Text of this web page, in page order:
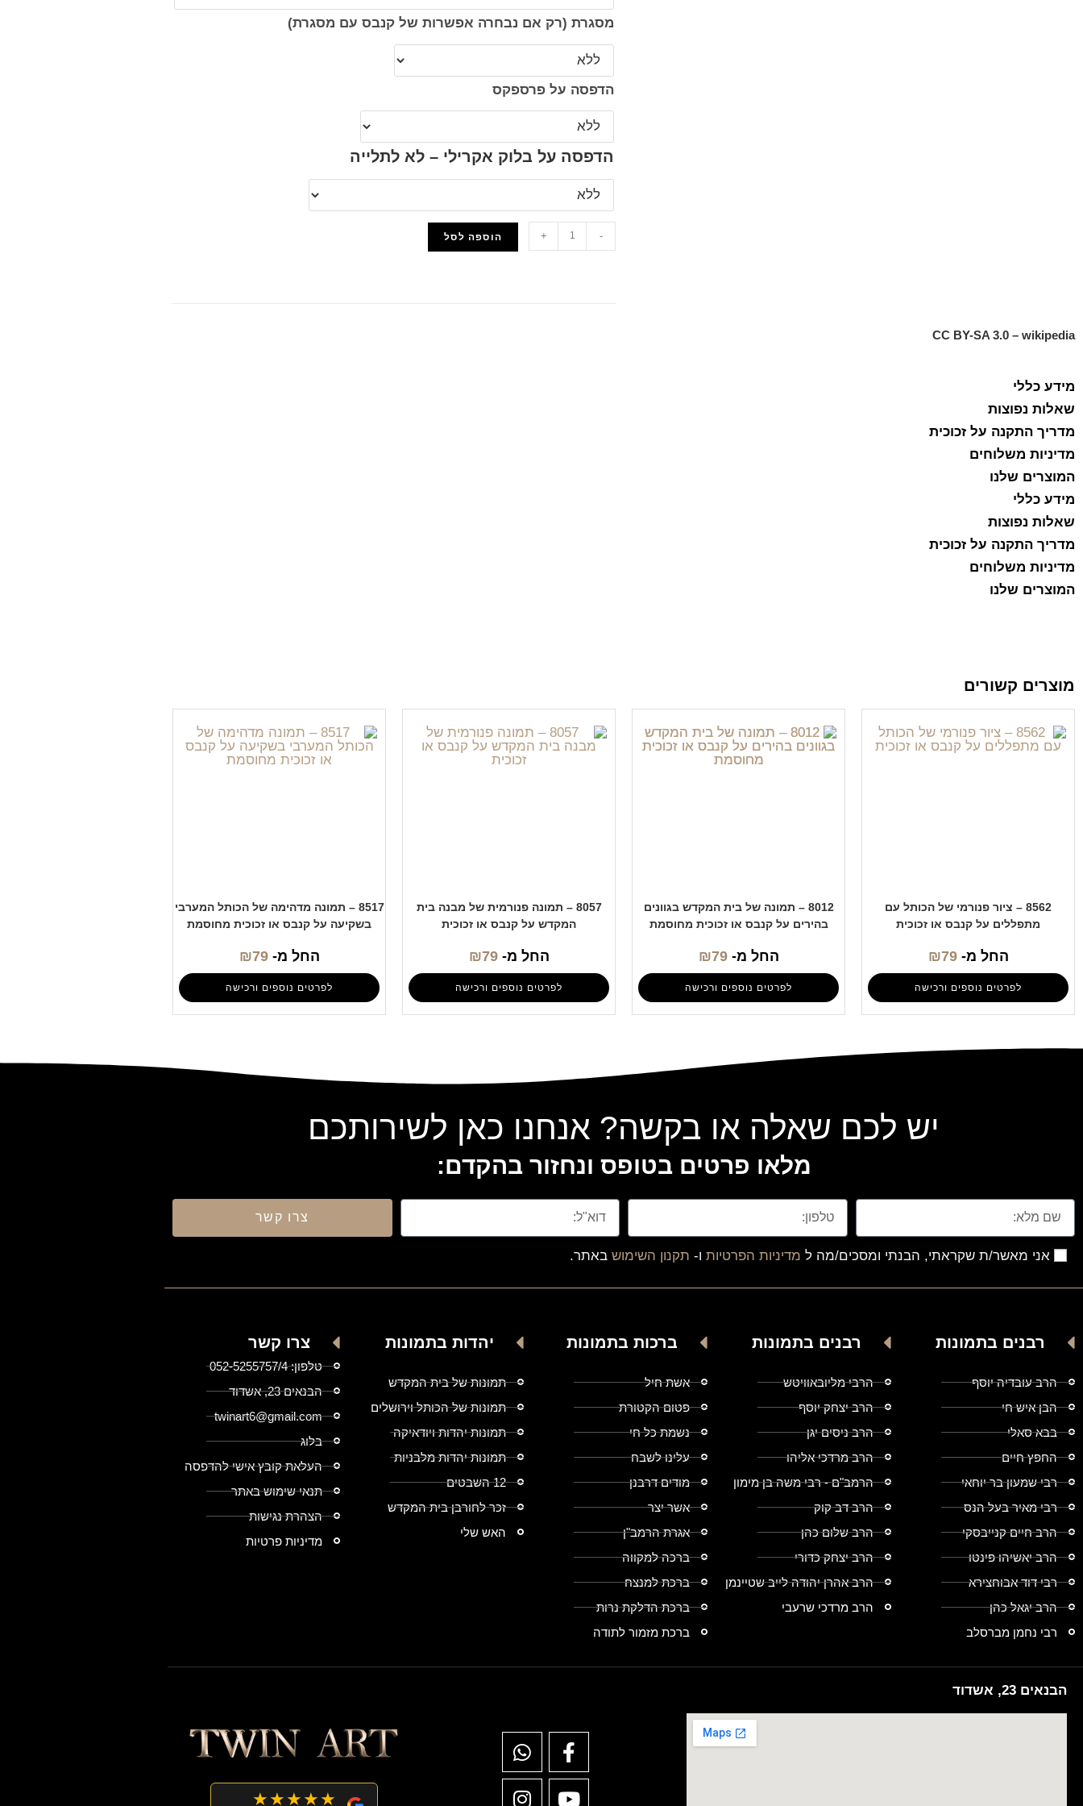
מסגרת (רק אם נבחרה אפשרות של קנבס עם מסגרת)
הדפסה על פרספקס
הדפסה על בלוק אקרילי – לא לתלייה
-
+ הוספה לסל
CC BY-SA 3.0 – wikipedia
מידע כללי
שאלות נפוצות
מדריך התקנה על זכוכית
מדיניות משלוחים
המוצרים שלנו
מידע כללי
שאלות נפוצות
מדריך התקנה על זכוכית
מדיניות משלוחים
המוצרים שלנו
מוצרים קשורים
8562 – ציור פנורמי של הכותל עם
מתפללים על קנבס או זכוכית
החל מ- ₪79
לפרטים נוספים ורכישה
8012 – תמונה של בית המקדש בגוונים
בהירים על קנבס או זכוכית מחוסמת
החל מ- ₪79
לפרטים נוספים ורכישה
8057 – תמונה פנורמית של מבנה בית
המקדש על קנבס או זכוכית
החל מ- ₪79
לפרטים נוספים ורכישה
8517 – תמונה מדהימה של הכותל המערבי
בשקיעה על קנבס או זכוכית מחוסמת
החל מ- ₪79
לפרטים נוספים ורכישה
יש לכם שאלה או בקשה? אנחנו כאן לשירותכם
מלאו פרטים בטופס ונחזור בהקדם:
אני מאשר/ת שקראתי, הבנתי ומסכים/מה ל מדיניות הפרטיות ו- תקנון השימוש באתר.
צרו קשר
רבנים בתמונות
הרב עובדיה יוסף
הבן איש חי
בבא סאלי
החפץ חיים
רבי שמעון בר יוחאי
רבי מאיר בעל הנס
הרב חיים קנייבסקי
הרב יאשיהו פינטו
רבי דוד אבוחצירא
הרב יגאל כהן
רבי נחמן מברסלב
רבנים בתמונות
הרבי מליובאוויטש
הרב יצחק יוסף
הרב ניסים יגן
הרב מרדכי אליהו
הרמב"ם - רבי משה בן מימון
הרב דב קוק
הרב שלום כהן
הרב יצחק כדורי
הרב אהרן יהודה לייב שטיינמן
הרב מרדכי שרעבי
ברכות בתמונות
אשת חיל
פטום הקטורת
נשמת כל חי
עלינו לשבח
מודים דרבנן
אשר יצר
אגרת הרמב"ן
ברכה למקווה
ברכת למנצח
ברכת הדלקת נרות
ברכת מזמור לתודה
יהדות בתמונות
תמונות של בית המקדש
תמונות של הכותל וירושלים
תמונות יהדות ויודאיקה
תמונות יהדות מלבניות
12 השבטים
זכר לחורבן בית המקדש
האש שלי
צרו קשר
טלפון: 052-5255757/4
הבנאים 23, אשדוד
twinart6@gmail.com
בלוג
העלאת קובץ אישי להדפסה
תנאי שימוש באתר
הצהרת נגישות
מדיניות פרטיות
הבנאים 23, אשדוד
★★★★★